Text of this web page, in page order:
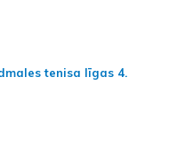
tenisa līgas 4.